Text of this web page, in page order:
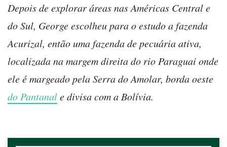
Depois de explorar áreas nas Américas Central e
do Sul, George escolheu para o estudo a fazenda
Acurizal, então uma fazenda de pecuária ativa,
localizada na margem direita do rio Paraguai onde
ele é margeado pela Serra do Amolar, borda oeste
do Pantanale divisa com a Bolívia.